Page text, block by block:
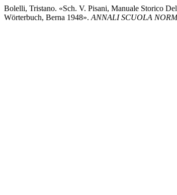
Bolelli, Tristano. «Sch. V. Pisani, Manuale Storico
Wörterbuch, Berna 1948». ANNALI SCUOLA